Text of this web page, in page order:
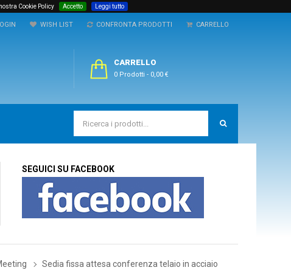
Cookie Policy Accetto Leggi tutto
WISH LIST CONFRONTA PRODOTTI CARRELLO
CARRELLO
0 Prodotti - 0,00 €
SEGUICI SU FACEBOOK
Sedia fissa attesa conferenza telaio in acciaio